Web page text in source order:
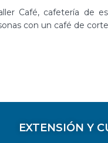
Café, cafetería de
con un café de
EXTENSIÓN Y